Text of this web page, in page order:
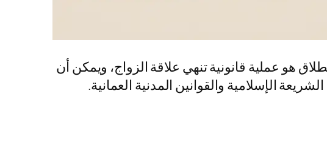
هو عملية قانونية تنهي علاقة الزواج، ويمكن أن
الإسلامية والقوانين المدنية العمانية.